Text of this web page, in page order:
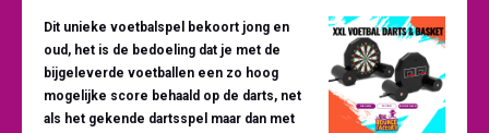
Dit unieke voetbalspel bekoort jong en
oud, het is de bedoeling dat je met de
bijgeleverde voetballen een zo hoog
mogelijke score behaald op de darts, net
als het gekende dartsspel maar dan met